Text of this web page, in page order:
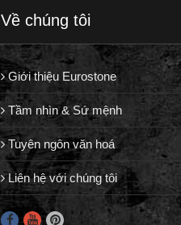
Về chúng tôi
Giới thiệu Eurostone
Tầm nhìn & Sứ mệnh
Tuyên ngôn văn hoá
Liên hệ với chúng tôi